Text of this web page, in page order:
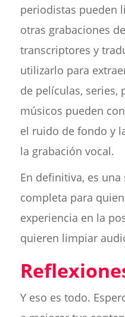
periodistas pueden
otras grabaciones
transcriptores y
utilizarlo para
de películas, series,
músicos pueden
el ruido de fondo y
la grabación vocal.
En definitiva, es
completa para
experiencia en la
quieren limpiar
Y eso es todo.